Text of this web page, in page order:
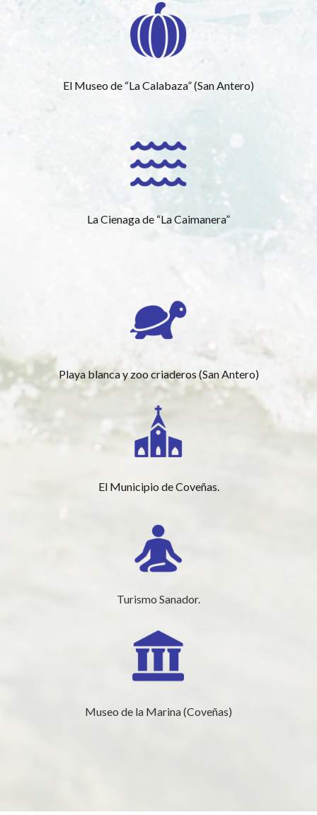
El Museo de “La Calabaza” (San Antero)
La Cienaga de “La Caimanera”
Playa blanca y zoo criaderos (San Antero)
El Municipio de Coveñas.
Turismo Sanador.
Museo de la Marina (Coveñas)